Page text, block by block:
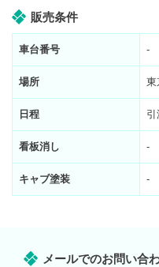
販売条件
車台番号 -
場所 東
日程
看板消し -
キャブ塗装 -
メールでのお問い合